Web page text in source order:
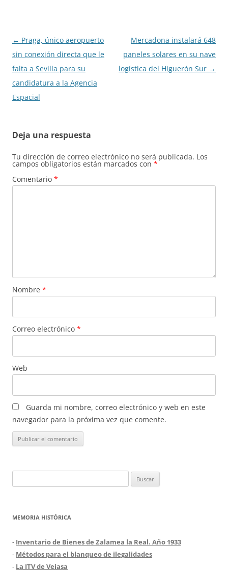
Navegación
de
entradas
← Praga, único aeropuerto
sin conexión directa que le
falta a Sevilla para su
candidatura a la Agencia
Espacial
Mercadona instalará 648
paneles solares en su nave
logística del Higuerón Sur →
Deja una respuesta
Tu dirección de correo electrónico no será publicada. Los
campos obligatorios están marcados con *
Comentario *
Nombre *
Correo electrónico *
Web
Guarda mi nombre, correo electrónico y web en este
navegador para la próxima vez que comente.
MEMORIA HISTÓRICA
- Inventario de Bienes de Zalamea la Real. Año 1933
- Métodos para el blanqueo de ilegalidades
- La ITV de Veiasa